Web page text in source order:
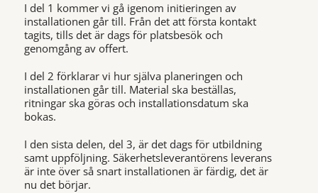
I del 1 kommer vi gå igenom initieringen av
installationen går till. Från det att första kontakt
tagits, tills det är dags för platsbesök och
genomgång av offert.
I del 2 förklarar vi hur själva planeringen och
installationen går till. Material ska beställas,
ritningar ska göras och installationsdatum ska
bokas.
I den sista delen, del 3, är det dags för utbildning
samt uppföljning. Säkerhetsleverantörens leverans
är inte över så snart installationen är färdig, det är
nu det börjar.